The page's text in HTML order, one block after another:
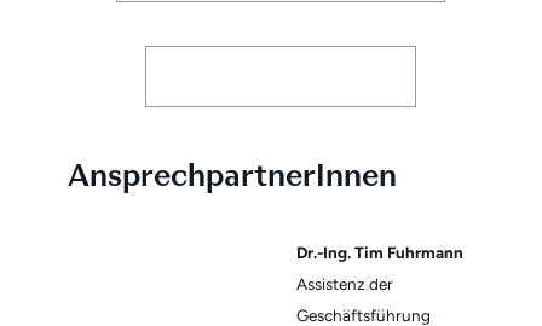
AnsprechpartnerInnen
Dr.-Ing. Tim Fuhrmann
Assistenz der
Geschäftsführung